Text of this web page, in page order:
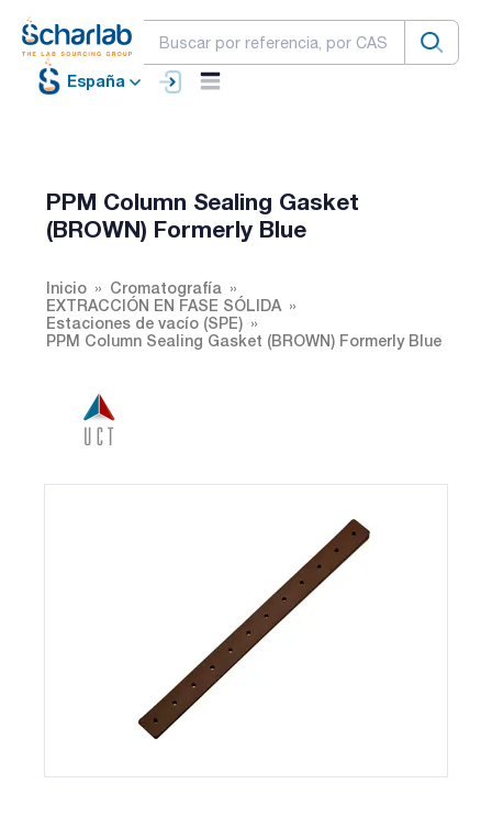
España
PPM Column Sealing Gasket
(BROWN) Formerly Blue
Inicio
Cromatografía
EXTRACCIÓN EN FASE SÓLIDA
Estaciones de vacío (SPE)
PPM Column Sealing Gasket (BROWN) Formerly Blue